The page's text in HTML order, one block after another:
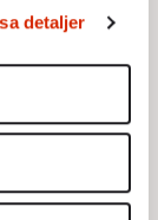
när som
innehållet
Vi
annan
detaljer